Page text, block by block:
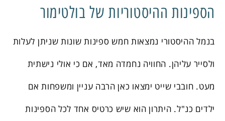
הספינות ההיסטוריות של בולטימור
בנמל ההיסטורי נמצאות חמש ספינות שונות שניתן לעלות
ולסייר עליהן. החוויה נחמדה מאד, אם כי אולי נישתית
מעט. חובבי שייט ימצאו כאן הרבה עניין ומשפחות אם
ילדים כנ"ל. היתרון הוא שיש כרטיס אחד לכל הספינות